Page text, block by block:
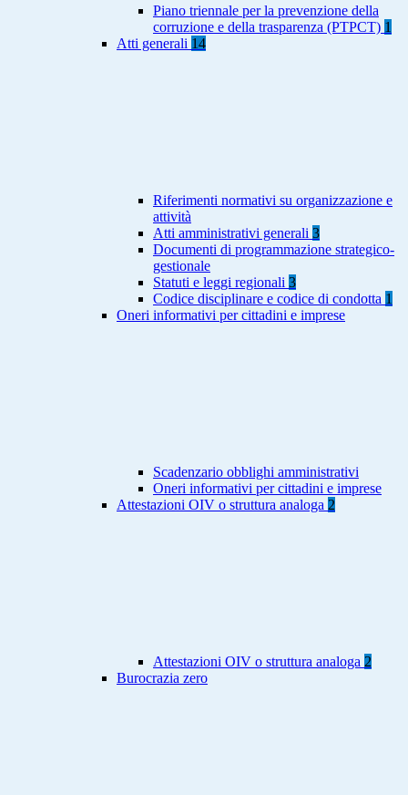
Piano triennale per la prevenzione della
corruzione e della trasparenza (PTPCT) 1
Atti generali 14
Riferimenti normativi su organizzazione e
attività
Atti amministrativi generali 3
Documenti di programmazione strategico-
gestionale
Statuti e leggi regionali 3
Codice disciplinare e codice di condotta 1
Oneri informativi per cittadini e imprese
Scadenzario obblighi amministrativi
Oneri informativi per cittadini e imprese
Attestazioni OIV o struttura analoga 2
Attestazioni OIV o struttura analoga 2
Burocrazia zero